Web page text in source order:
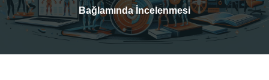
Bağlamında İncelenmesi